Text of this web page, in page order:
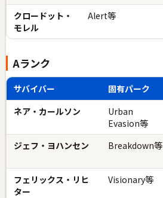
クロードット・
モレル
Alert等
Aランク
サバイバー 固有パーク
ネア・カールソン
Urban
Evasion等
ジェフ・ヨハンセン
Breakdown等
フェリックス・リヒ
ター
Visionary等